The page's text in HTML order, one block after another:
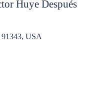
Huye Después
USA